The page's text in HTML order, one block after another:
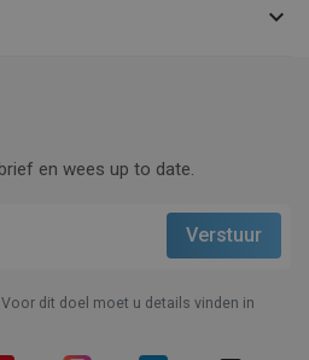

en wees up to date.
dit doel moet u details vinden in